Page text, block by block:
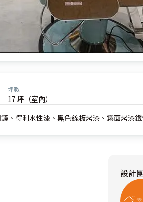
坪數
17 坪（室內）
、得利水性漆、黑色線板烤漆、霧面烤漆
設計